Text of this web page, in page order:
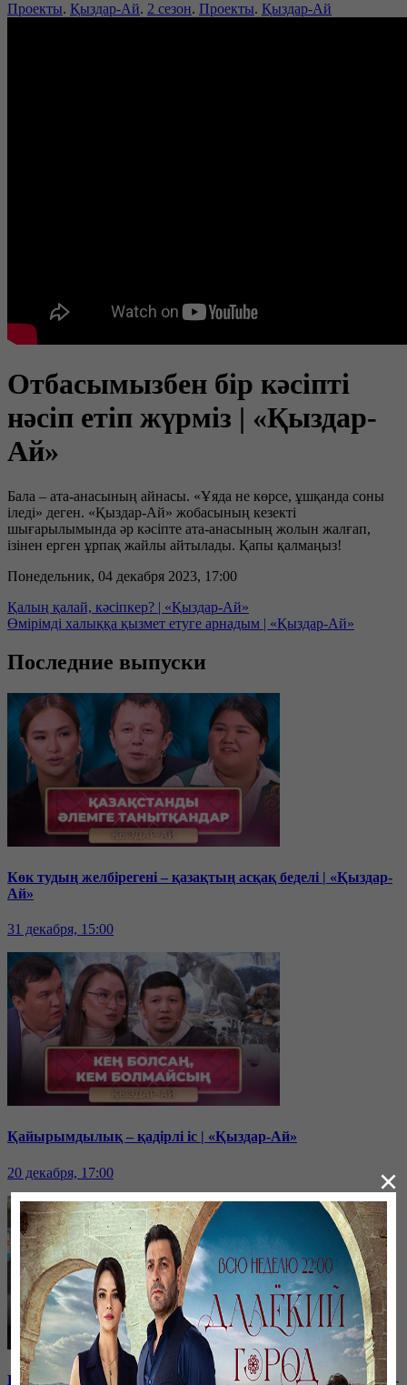
Проекты. Қыздар-Ай. 2 сезон. Проекты. Қыздар-Ай
Отбасымызбен бір кәсіпті
нәсіп етіп жүрміз | «Қыздар-
Ай»
Бала – ата-анасының айнасы. «Ұяда не көрсе, ұшқанда соны
іледі» деген. «Қыздар-Ай» жобасының кезекті
шығарылымында әр кәсіпте ата-анасының жолын жалғап,
ізінен ерген ұрпақ жайлы айтылады. Қапы қалмаңыз!
Понедельник, 04 декабря 2023, 17:00
Қалың қалай, кәсіпкер? | «Қыздар-Ай»
Өмірімді халыққа қызмет етуге арнадым | «Қыздар-Ай»
Последние выпуски
Көк тудың желбірегені – қазақтың асқақ беделі | «Қыздар-
Ай»
31 декабря, 15:00
Қайырымдылық – қадірлі іс | «Қыздар-Ай»
20 декабря, 17:00
Балам мектептегі буллингтен кейін өзгеріп кетті | «Қыздар-
×